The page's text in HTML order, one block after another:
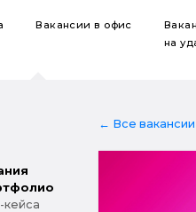
Вакансиив офис
на
← Все вакансии